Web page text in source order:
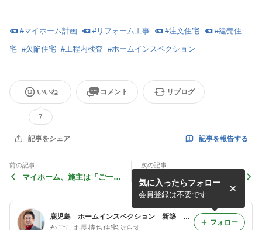
#マイホーム計画 #リフォーム工事 #注文住宅 #建売住
宅 #欠陥住宅 #工程内検査 #ホームインスペクション
いいね
7
コメント リブログ
記事をシェア 記事を報告する
前の記事
マイホーム、施主は「ごー
次の記事
実例！鹿児島の欠陥住宅あれ
これ～⑤大工造作編～
鹿児島 ホームインスペクション 新築 リフォーム 耐震診断
かごしま長持ち住宅ぷらす
気に入ったらフォロー
会員登録は不要です
フォロー